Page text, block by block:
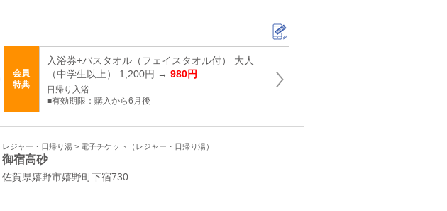
会員
特典
入浴券+バスタオル（フェイスタオル付） 大人
（中学生以上） 1,200円 → 980円
日帰り入浴
■有効期限：購入から6月後
レジャー・日帰り湯 > 電子チケット（レジャー・日帰り湯）
御宿高砂
佐賀県嬉野市嬉野町下宿730